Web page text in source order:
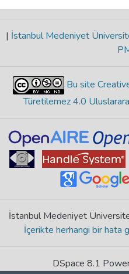
| İstanbul Medeniyet
Bu site
Türetilemez 4.0
İstanbul Medeniyet
İçerikte herhangi bir hata
DSpace 8.1